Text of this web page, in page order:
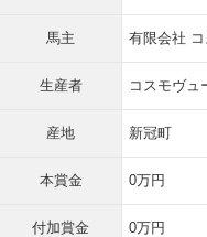
馬主 有限会社
生産者 コスモヴュ
産地 新冠町
本賞金 0万円
付加賞金 0万円